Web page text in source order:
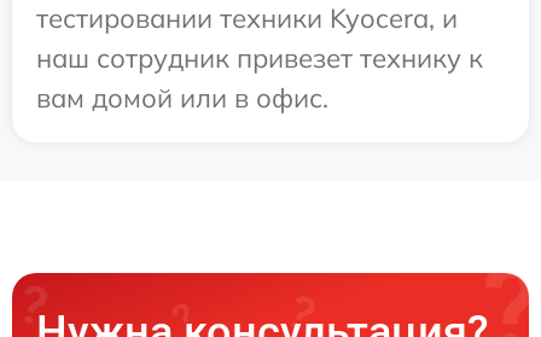
тестировании техники Kyocera, и
наш сотрудник привезет технику к
вам домой или в офис.